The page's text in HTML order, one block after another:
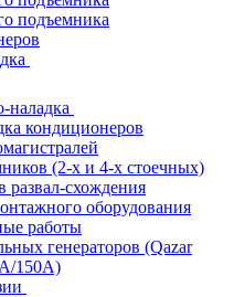
подъемника
наладка
кондиционеров
(2-х и 4-х стоечных)
развал-схождения
оборудования
работы
генераторов (Qazar
150A)